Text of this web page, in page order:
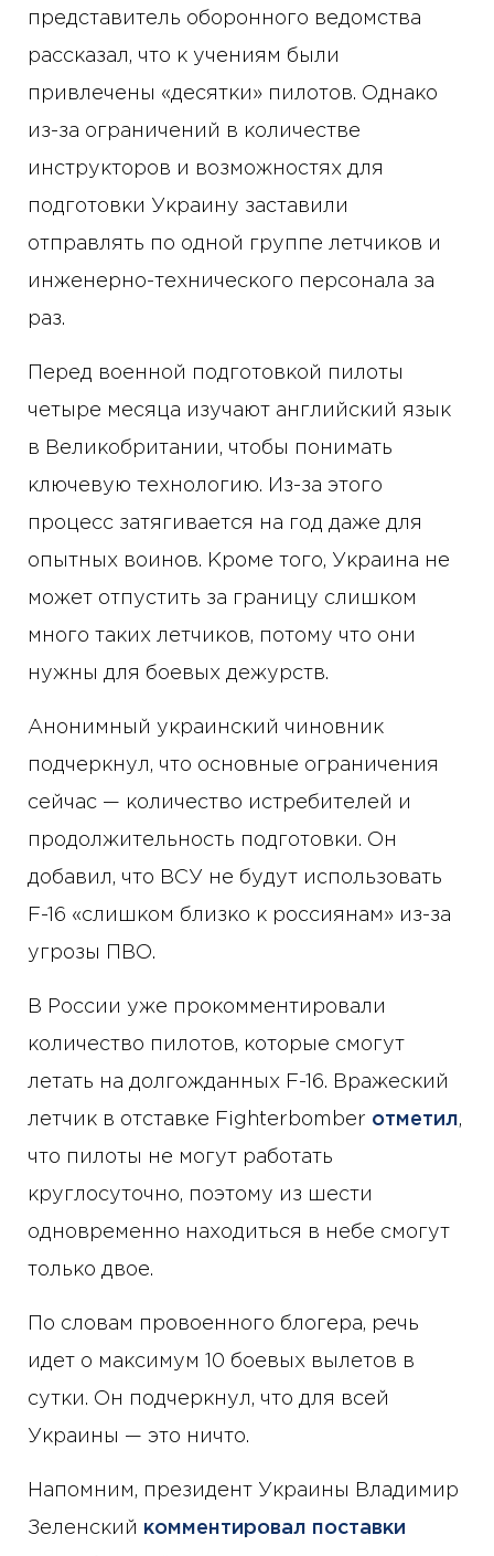
представитель оборонного ведомства
рассказал, что к учениям были
привлечены «десятки» пилотов. Однако
из-за ограничений в количестве
инструкторов и возможностях для
подготовки Украину заставили
отправлять по одной группе летчиков и
инженерно-технического персонала за
раз.
Перед военной подготовкой пилоты
четыре месяца изучают английский язык
в Великобритании, чтобы понимать
ключевую технологию. Из-за этого
процесс затягивается на год даже для
опытных воинов. Кроме того, Украина не
может отпустить за границу слишком
много таких летчиков, потому что они
нужны для боевых дежурств.
Анонимный украинский чиновник
подчеркнул, что основные ограничения
сейчас — количество истребителей и
продолжительность подготовки. Он
добавил, что ВСУ не будут использовать
F-16 «слишком близко к россиянам» из-за
угрозы ПВО.
В России уже прокомментировали
количество пилотов, которые смогут
летать на долгожданных F-16. Вражеский
летчик в отставке Fighterbomber отметил,
что пилоты не могут работать
круглосуточно, поэтому из шести
одновременно находиться в небе смогут
только двое.
По словам провоенного блогера, речь
идет о максимум 10 боевых вылетов в
сутки. Он подчеркнул, что для всей
Украины — это ничто.
Напомним, президент Украины Владимир
Зеленский комментировал поставки